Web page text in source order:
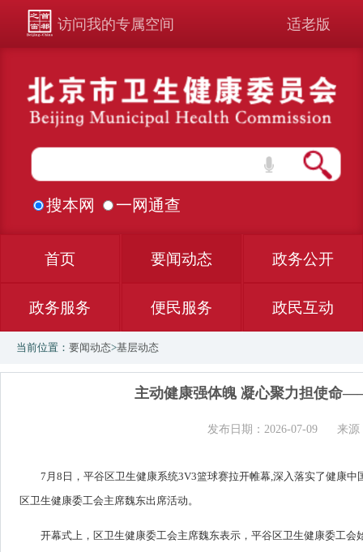
访问我的专属空间 适老版
搜本网 一网通查
首页 要闻动态 政务公开
政务服务 便民服务 政民互动
当前位置： 要闻动态>基层动态
主动健康强体魄 凝心聚力担使命
发布日期：2026-07-09 来源
7月8日，平谷区卫生健康系统3V3篮球赛拉开帷幕,深入落实了健康
区卫生健康委工会主席魏东出席活动。
开幕式上，区卫生健康委工会主席魏东表示，平谷区卫生健康委工